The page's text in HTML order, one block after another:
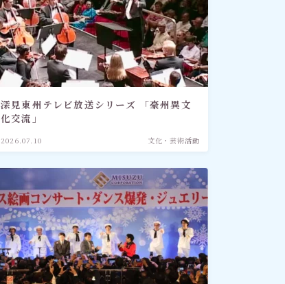
深見東州テレビ放送シリーズ 「豪州異文
化交流」
2026.07.10 文化・芸術活動